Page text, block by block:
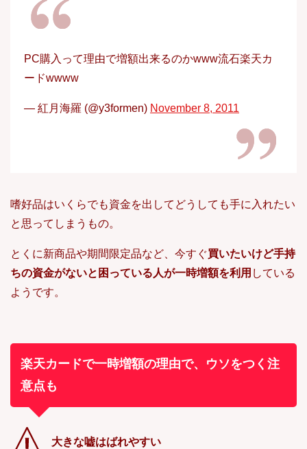
PC購入って理由で増額出来るのかwww流石楽天カ
ードwwww
— 紅月海羅 (@y3formen) November 8, 2011
嗜好品はいくらでも資金を出してどうしても手に入れたい
と思ってしまうもの。
とくに新商品や期間限定品など、今すぐ買いたいけど手持
ちの資金がないと困っている人が一時増額を利用 している
ようです。
楽天カードで一時増額の理由で、ウソをつく注
意点も
大きな嘘はばれやすい